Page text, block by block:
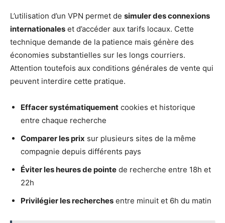
L’utilisation d’un VPN permet de simuler des connexions
internationales et d’accéder aux tarifs locaux. Cette
technique demande de la patience mais génère des
économies substantielles sur les longs courriers.
Attention toutefois aux conditions générales de vente qui
peuvent interdire cette pratique.
Effacer systématiquement cookies et historique
entre chaque recherche
Comparer les prix sur plusieurs sites de la même
compagnie depuis différents pays
Éviter les heures de pointe de recherche entre 18h et
22h
Privilégier les recherches entre minuit et 6h du matin